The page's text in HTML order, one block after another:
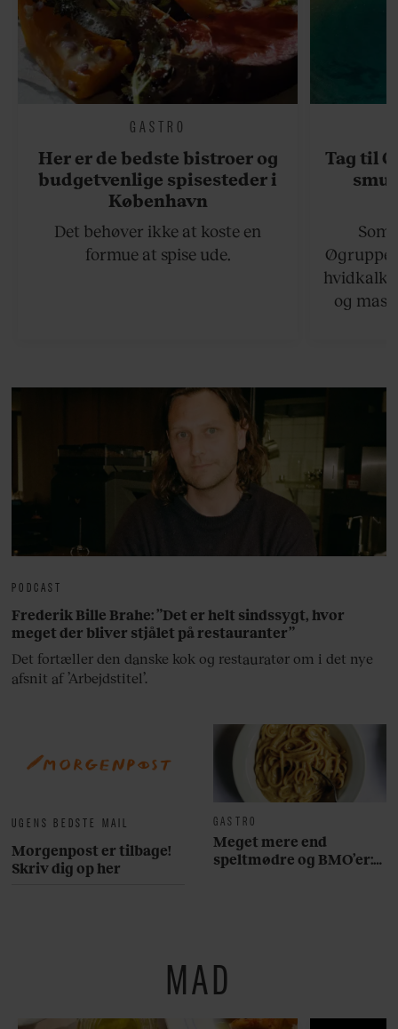
GASTRO
Her er de bedste bistroer og
budgetvenlige spisesteder i
København
Det behøver ikke at koste en
formue at spise ude.
Tag til
og
UGENS BEDSTE MAIL
Morgenpost er tilbage!
Skriv dig op her
GASTRO
Meget mere end
speltmødre og BMO’er:
PODCAST
Frederik Bille Brahe: ”Det er helt sindssygt, hvor
meget der bliver stjålet på restauranter”
Det fortæller den danske kok og restauratør om i det nye
afsnit af ’Arbejdstitel’.
MAD